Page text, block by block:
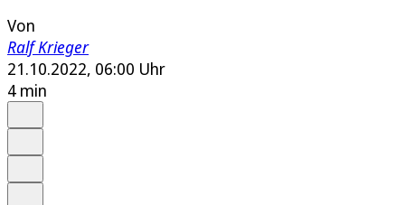
Von
Ralf Krieger
21.10.2022, 06:00 Uhr
4 min